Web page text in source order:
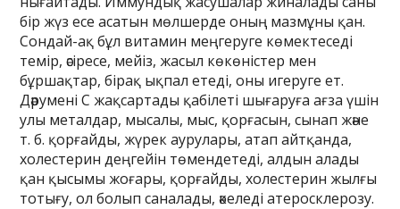
бір жүз есе асатын мөлшерде оның мазмұны қан.
Сондай-ақ бұл витамин меңгеруге көмектеседі
темір, әсіресе, мейіз, жасыл көкөністер мен
бұршақтар, бірақ ықпал етеді, оны игеруге ет.
Дәрумені C жақсартады қабілеті шығаруға ағза үшін
улы металдар, мысалы, мыс, қорғасын, сынап және
т. б. қорғайды, жүрек аурулары, атап айтқанда,
холестерин деңгейін төмендетеді, алдын алады
қан қысымы жоғары, қорғайды, холестерин жылғы
тотығу, ол болып саналады, әкеледі атеросклерозу.